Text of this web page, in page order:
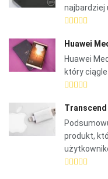
najbardziej
Huawei
Huawei
który
produkt,